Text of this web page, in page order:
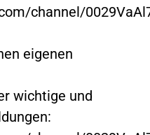
channel/
eigenen
wichtige und